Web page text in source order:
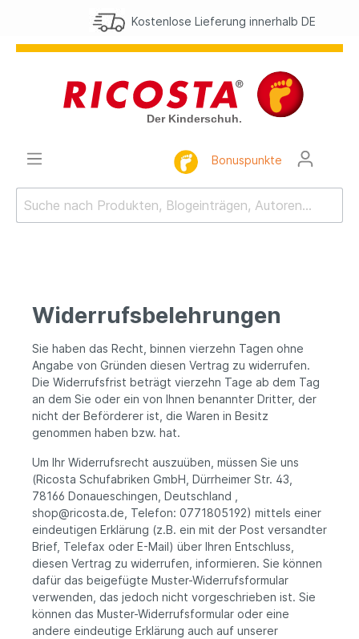
Kostenlose Lieferung innerhalb DE
Bonuspunkte
Widerrufsbelehrungen
Sie haben das Recht, binnen vierzehn Tagen ohne
Angabe von Gründen diesen Vertrag zu widerrufen.
Die Widerrufsfrist beträgt vierzehn Tage ab dem Tag
an dem Sie oder ein von Ihnen benannter Dritter, der
nicht der Beförderer ist, die Waren in Besitz
genommen haben bzw. hat.
Um Ihr Widerrufsrecht auszuüben, müssen Sie uns
(Ricosta Schufabriken GmbH, Dürrheimer Str. 43,
78166 Donaueschingen, Deutschland ,
shop@ricosta.de, Telefon: 0771805192) mittels einer
eindeutigen Erklärung (z.B. ein mit der Post versandter
Brief, Telefax oder E-Mail) über Ihren Entschluss,
diesen Vertrag zu widerrufen, informieren. Sie können
dafür das beigefügte Muster-Widerrufsformular
verwenden, das jedoch nicht vorgeschrieben ist. Sie
können das Muster-Widerrufsformular oder eine
andere eindeutige Erklärung auch auf unserer